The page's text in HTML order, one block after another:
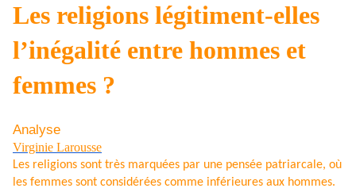
Les religions légitiment-elles
l’inégalité entre hommes et
femmes ?
Analyse
Virginie Larousse
Les religions sont très marquées par une pensée patriarcale, où
les femmes sont considérées comme inférieures aux hommes.